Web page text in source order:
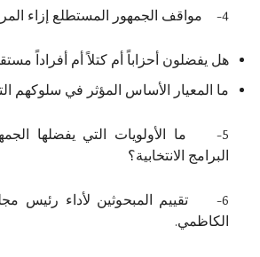
4- مواقف الجمهور المستطلع إزاء المرشحين:
هل يفضلون أحزاباً أم كتلاً أم أفراداً
ما المعيار الأساس المؤثر في سلوكهم
5- ما الأولويات التي يفضلها
البرامج الانتخابية؟
6- تقييم المبحوثين لأداء رئيس
الكاظمي.